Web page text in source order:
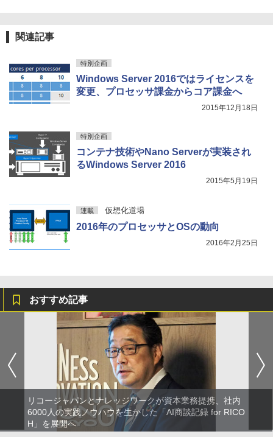
関連記事
特別企画
Windows Server 2016ではライセンスを
変更、プロセッサ課金からコア課金へ
2015年12月18日
特別企画
コンテナ技術やNano Serverが実装され
るWindows Server 2016
2015年5月19日
連載 仮想化道場
2016年のプロセッサとOSの動向
2016年2月25日
おすすめ記事
リコージャパンとナレッジワークが資本業務提携、社内
6000人の実践ノウハウを生かした「AI商談記録 for RICO
H」を展開へ